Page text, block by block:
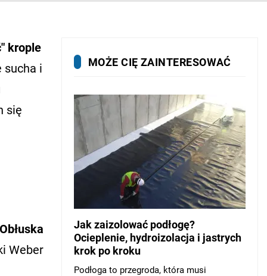
krople
sucha i
się
Weber
MOŻE CIĘ ZAINTERESOWAĆ
Jak zaizolować podłogę?
Ocieplenie, hydroizolacja i jastrych
krok po kroku
Podłoga to przegroda, która musi